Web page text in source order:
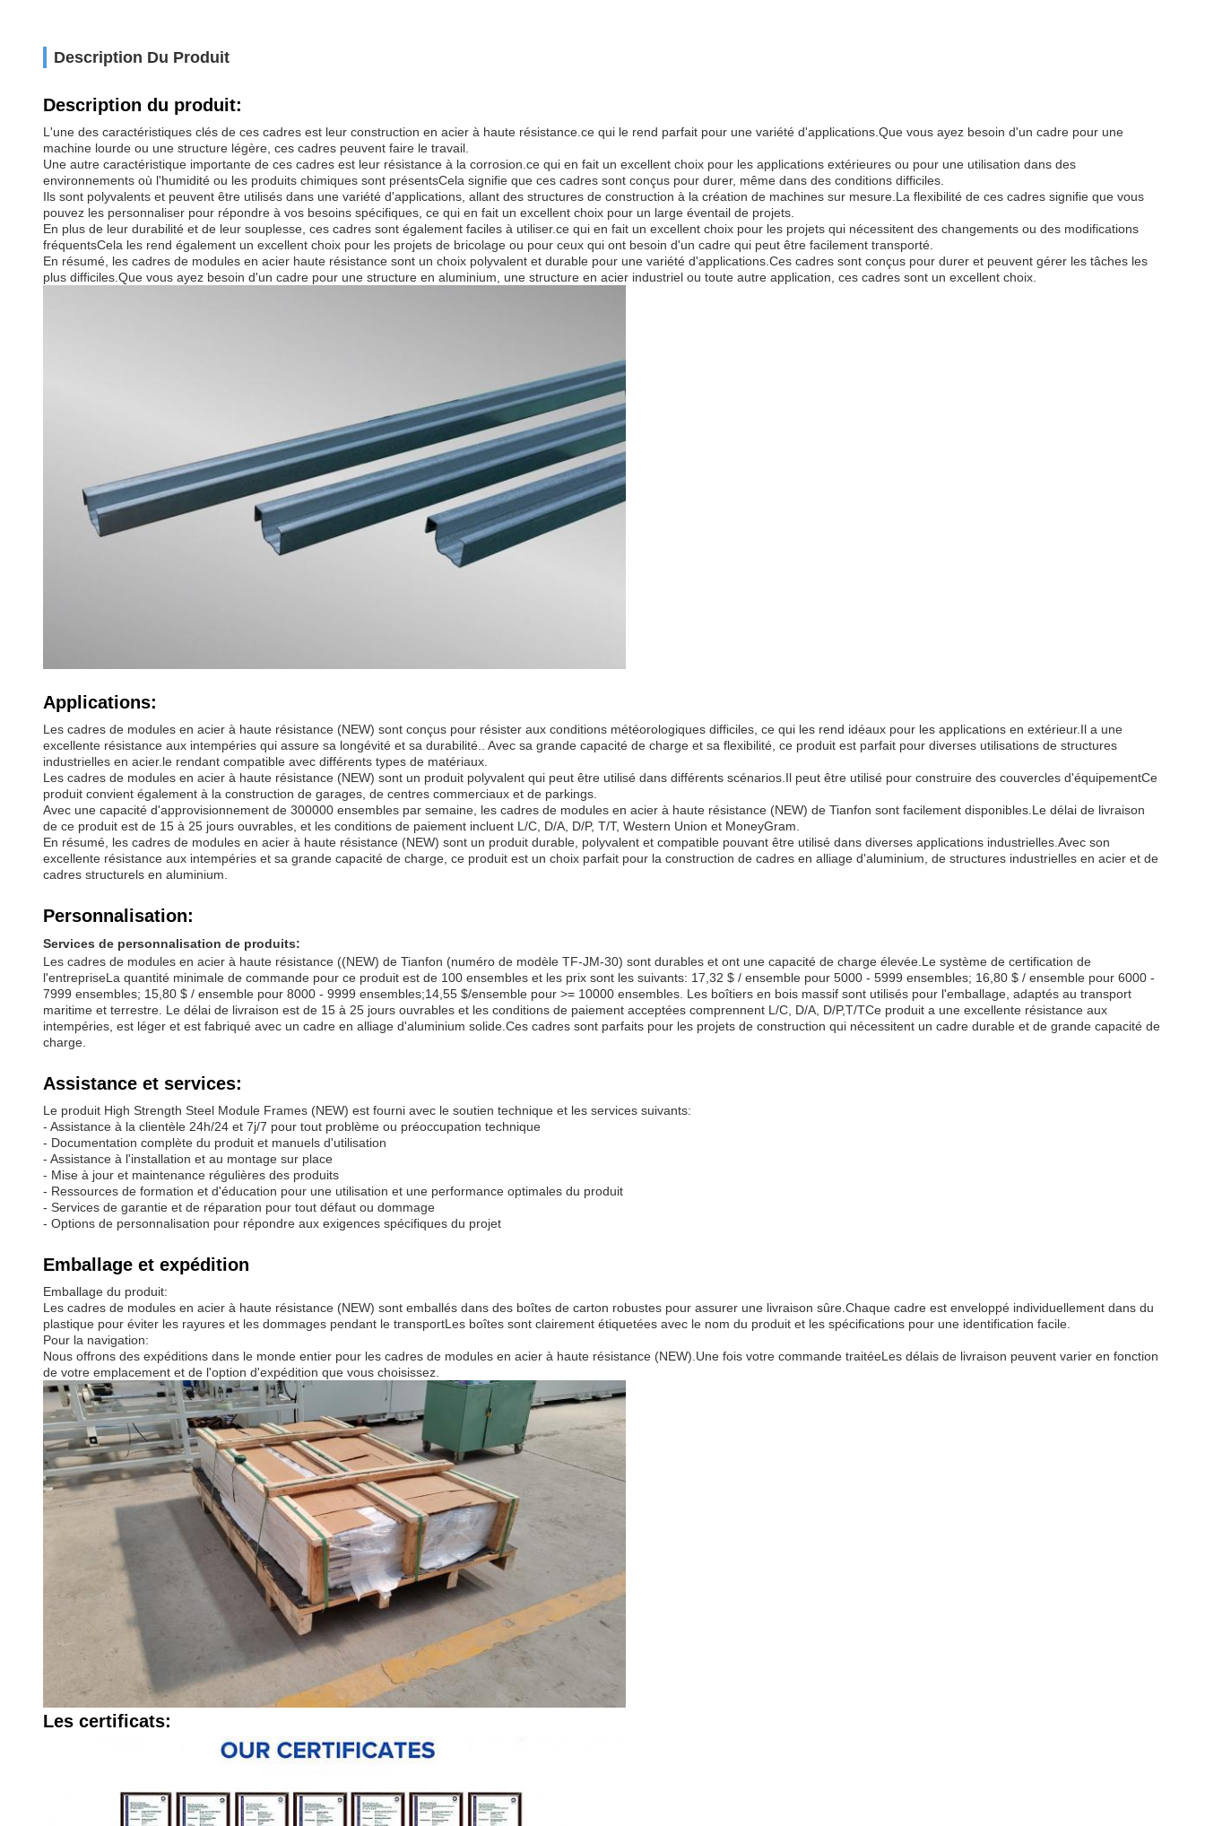
Description Du Produit
Description du produit:
L'une des caractéristiques clés de ces cadres est leur construction en acier à haute résistance.ce qui le rend parfait pour une variété d'applications.Que vous ayez besoin d'un cadre pour une
machine lourde ou une structure légère, ces cadres peuvent faire le travail.
Une autre caractéristique importante de ces cadres est leur résistance à la corrosion.ce qui en fait un excellent choix pour les applications extérieures ou pour une utilisation dans des
environnements où l'humidité ou les produits chimiques sont présentsCela signifie que ces cadres sont conçus pour durer, même dans des conditions difficiles.
Ils sont polyvalents et peuvent être utilisés dans une variété d'applications, allant des structures de construction à la création de machines sur mesure.La flexibilité de ces cadres signifie que vous
pouvez les personnaliser pour répondre à vos besoins spécifiques, ce qui en fait un excellent choix pour un large éventail de projets.
En plus de leur durabilité et de leur souplesse, ces cadres sont également faciles à utiliser.ce qui en fait un excellent choix pour les projets qui nécessitent des changements ou des modifications
fréquentsCela les rend également un excellent choix pour les projets de bricolage ou pour ceux qui ont besoin d'un cadre qui peut être facilement transporté.
En résumé, les cadres de modules en acier haute résistance sont un choix polyvalent et durable pour une variété d'applications.Ces cadres sont conçus pour durer et peuvent gérer les tâches les
plus difficiles.Que vous ayez besoin d'un cadre pour une structure en aluminium, une structure en acier industriel ou toute autre application, ces cadres sont un excellent choix.
Applications:
Les cadres de modules en acier à haute résistance (NEW) sont conçus pour résister aux conditions météorologiques difficiles, ce qui les rend idéaux pour les applications en extérieur.Il a une
excellente résistance aux intempéries qui assure sa longévité et sa durabilité.. Avec sa grande capacité de charge et sa flexibilité, ce produit est parfait pour diverses utilisations de structures
industrielles en acier.le rendant compatible avec différents types de matériaux.
Les cadres de modules en acier à haute résistance (NEW) sont un produit polyvalent qui peut être utilisé dans différents scénarios.Il peut être utilisé pour construire des couvercles d'équipementCe
produit convient également à la construction de garages, de centres commerciaux et de parkings.
Avec une capacité d'approvisionnement de 300000 ensembles par semaine, les cadres de modules en acier à haute résistance (NEW) de Tianfon sont facilement disponibles.Le délai de livraison
de ce produit est de 15 à 25 jours ouvrables, et les conditions de paiement incluent L/C, D/A, D/P, T/T, Western Union et MoneyGram.
En résumé, les cadres de modules en acier à haute résistance (NEW) sont un produit durable, polyvalent et compatible pouvant être utilisé dans diverses applications industrielles.Avec son
excellente résistance aux intempéries et sa grande capacité de charge, ce produit est un choix parfait pour la construction de cadres en alliage d'aluminium, de structures industrielles en acier et de
cadres structurels en aluminium.
Personnalisation:
Services de personnalisation de produits:
Les cadres de modules en acier à haute résistance ((NEW) de Tianfon (numéro de modèle TF-JM-30) sont durables et ont une capacité de charge élevée.Le système de certification de
l'entrepriseLa quantité minimale de commande pour ce produit est de 100 ensembles et les prix sont les suivants: 17,32 $ / ensemble pour 5000 - 5999 ensembles; 16,80 $ / ensemble pour 6000 -
7999 ensembles; 15,80 $ / ensemble pour 8000 - 9999 ensembles;14,55 $/ensemble pour >= 10000 ensembles. Les boîtiers en bois massif sont utilisés pour l'emballage, adaptés au transport
maritime et terrestre. Le délai de livraison est de 15 à 25 jours ouvrables et les conditions de paiement acceptées comprennent L/C, D/A, D/P,T/TCe produit a une excellente résistance aux
intempéries, est léger et est fabriqué avec un cadre en alliage d'aluminium solide.Ces cadres sont parfaits pour les projets de construction qui nécessitent un cadre durable et de grande capacité de
charge.
Assistance et services:
Le produit High Strength Steel Module Frames (NEW) est fourni avec le soutien technique et les services suivants:
- Assistance à la clientèle 24h/24 et 7j/7 pour tout problème ou préoccupation technique
- Documentation complète du produit et manuels d'utilisation
- Assistance à l'installation et au montage sur place
- Mise à jour et maintenance régulières des produits
- Ressources de formation et d'éducation pour une utilisation et une performance optimales du produit
- Services de garantie et de réparation pour tout défaut ou dommage
- Options de personnalisation pour répondre aux exigences spécifiques du projet
Emballage et expédition
Emballage du produit:
Les cadres de modules en acier à haute résistance (NEW) sont emballés dans des boîtes de carton robustes pour assurer une livraison sûre.Chaque cadre est enveloppé individuellement dans du
plastique pour éviter les rayures et les dommages pendant le transportLes boîtes sont clairement étiquetées avec le nom du produit et les spécifications pour une identification facile.
Pour la navigation:
Nous offrons des expéditions dans le monde entier pour les cadres de modules en acier à haute résistance (NEW).Une fois votre commande traitéeLes délais de livraison peuvent varier en fonction
de votre emplacement et de l'option d'expédition que vous choisissez.
Les certificats: